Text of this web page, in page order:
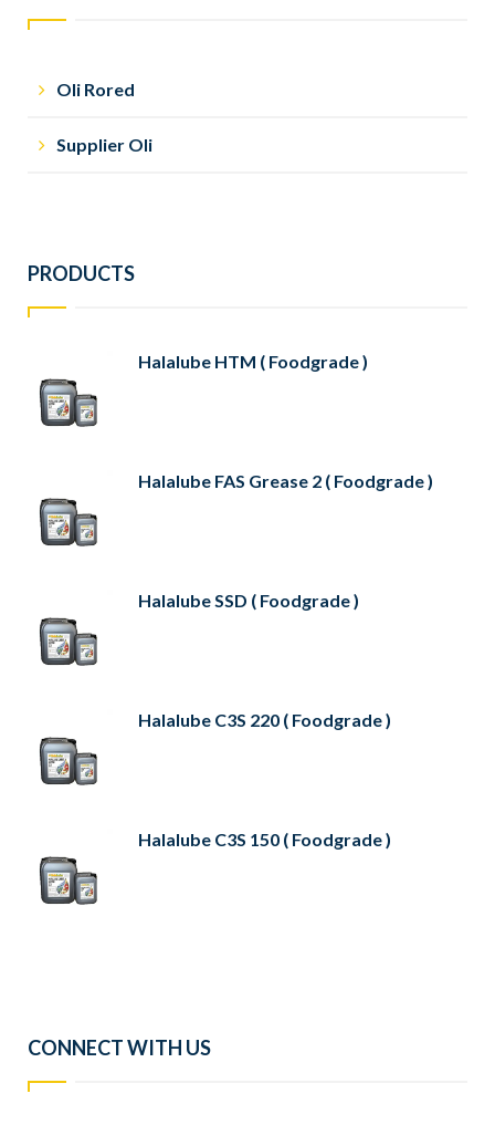
Oli Rored
Supplier Oli
PRODUCTS
Halalube HTM ( Foodgrade )
Halalube FAS Grease 2 ( Foodgrade )
Halalube SSD ( Foodgrade )
Halalube C3S 220 ( Foodgrade )
Halalube C3S 150 ( Foodgrade )
CONNECT WITH US